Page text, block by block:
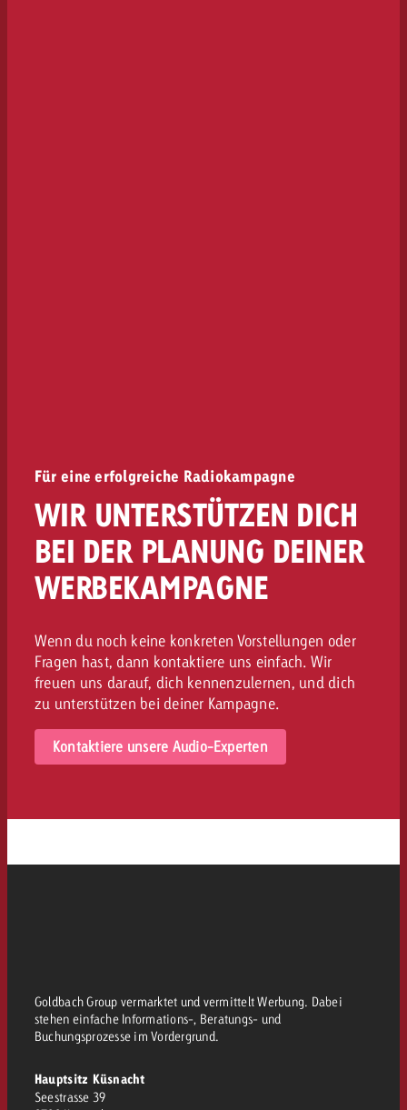
Für eine erfolgreiche Radiokampagne
WIR UNTERSTÜTZEN DICH
BEI DER PLANUNG DEINER
WERBEKAMPAGNE
Wenn du noch keine konkreten Vorstellungen oder
Fragen hast, dann kontaktiere uns einfach. Wir
freuen uns darauf, dich kennenzulernen, und dich
zu unterstützen bei deiner Kampagne.
Kontaktiere unsere Audio-Experten
Goldbach Group vermarktet und vermittelt Werbung. Dabei
stehen einfache Informations-, Beratungs- und
Buchungsprozesse im Vordergrund.
Hauptsitz Küsnacht
Seestrasse 39